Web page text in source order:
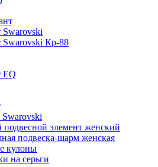
Кр-88
EQ
подвесной элемент женcкий
подвеска-шарм женская
кулоны
на серьги